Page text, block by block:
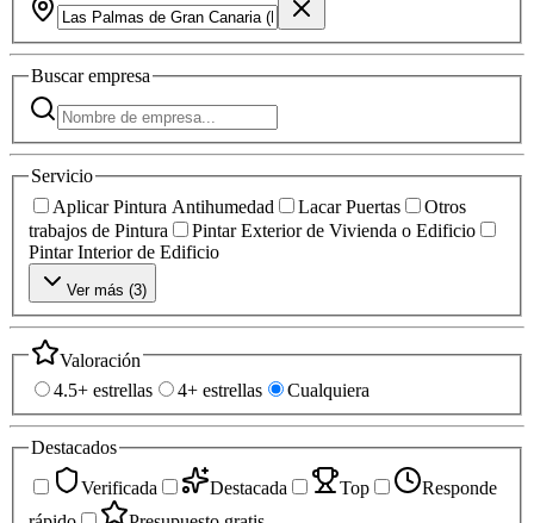
Buscarempresa
Servicio
Aplicar Pintura Antihumedad
Lacar Puertas
Otros
trabajos de Pintura
Pintar Exterior de Vivienda o Edificio
Pintar Interior de Edificio
Ver más (3)
Valoración
4.5+ estrellas
4+ estrellas Cualquiera
Destacados
Verificada
Destacada Top
Responde